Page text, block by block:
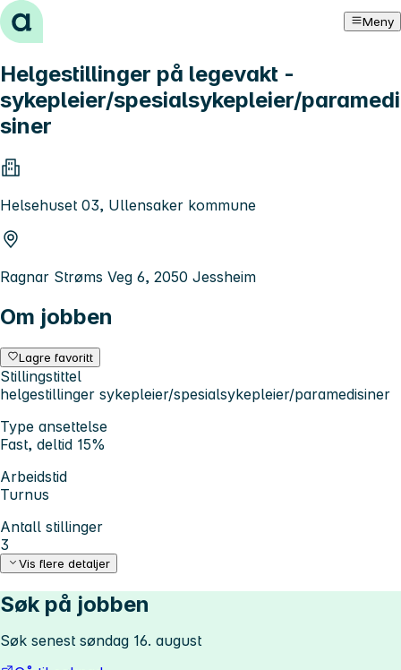
Hopp til innhold Meny
Helgestillinger på legevakt -
sykepleier/spesialsykepleier/paramedi
siner
Helsehuset 03, Ullensaker kommune
Ragnar Strøms Veg 6, 2050 Jessheim
Om jobben
Lagre favoritt
Stillingstittel
helgestillinger sykepleier/spesialsykepleier/paramedisiner
Type ansettelse
Fast, deltid 15%
Arbeidstid
Turnus
Antall stillinger
3
Vis flere detaljer
Søk på jobben
Søk senest søndag 16. august